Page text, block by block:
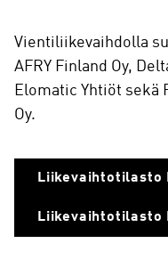
Vientiliikevaihdolla
AFRY Finland Oy,
Elomatic Yhtiöt sekä
Oy.
Liikevaihtotilasto
Liikevaihtotilasto